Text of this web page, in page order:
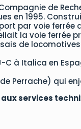
de
en 1995.
par voie
la voie ferrée
de
à Italica en
Perrache) qui
aux services